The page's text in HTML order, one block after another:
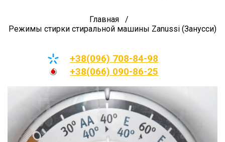
Главная
Режимы стирки стиральной машины Zanussi (Занусси)
+38(096) 708-84-98
+38(066) 090-86-25